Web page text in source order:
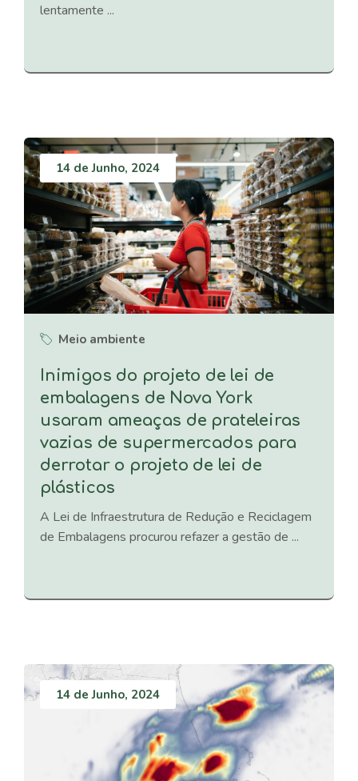
lentamente ...
14 de Junho, 2024
Meio ambiente
Inimigos do projeto de lei de
embalagens de Nova York
usaram ameaças de prateleiras
vazias de supermercados para
derrotar o projeto de lei de
plásticos
A Lei de Infraestrutura de Redução e Reciclagem
de Embalagens procurou refazer a gestão de ...
14 de Junho, 2024